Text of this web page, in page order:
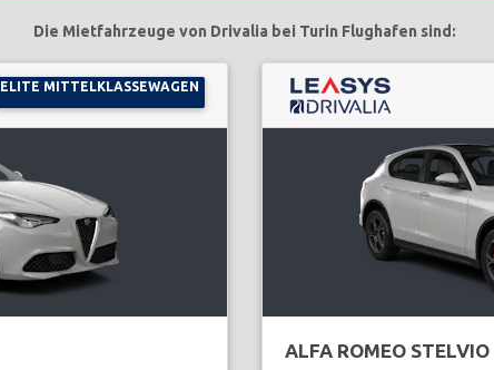
Die Mietfahrzeuge von Drivalia bei Turin Flughafen sind:
ELITE MITTELKLASSEWAGEN
ALFA ROMEO STELVIO